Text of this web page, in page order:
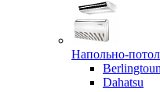
Напольно-
Berlingtoun
Dahatsu